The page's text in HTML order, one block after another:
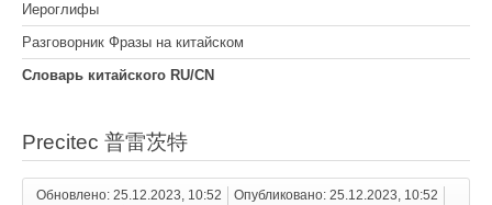
Иероглифы
Разговорник Фразы на китайском
Словарь китайского RU/CN
Precitec 普雷茨特
Обновлено: 25.12.2023, 10:52
Опубликовано: 25.12.2023, 10:52